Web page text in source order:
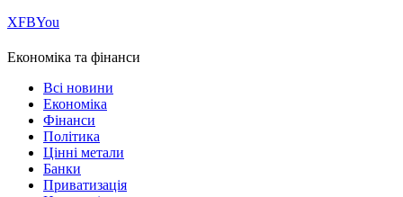
ХFBYou
Економіка та фінанси
Всі новини
Економіка
Фінанси
Політика
Цінні метали
Банки
Приватизація